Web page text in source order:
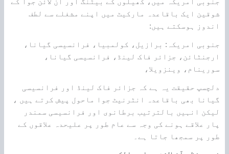
جنوبی امریکہ میں، کھیلوں کے بیٹنگ اور آن لائن جوا کے
شوقین ایک باقاعدہ مارکیٹ میں اپنے مشغلے سے لطف
اندوز ہوسکتے ہیں:
جنوبی امریکہ: برازیل، کولمبیا، فرانسیسی گیانا،
ارجنٹائن، جزائر فاک لینڈ، فرانسیسی گیانا،
سورینام، وینزویلا،
دلچسپ حقیقت یہ ہے کہ جزائر فاک لینڈ اور فرانسیسی
گیانا بھی باقاعدہ انٹرنیٹ جوا ماحول پیش کرتے ہیں ،
لیکن انہیں بالترتیب برطانوی اور فرانسیسی سمندر
پار علاقے ہونے کی وجہ سے عام طور پر علیحدہ علاقوں کے
طور پر سمجھا جاتا ہے۔